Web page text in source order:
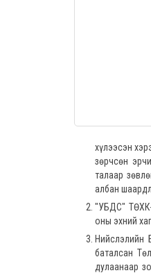
хүлээсэн
зөрчсөн
талаар
албан
"УБДС" ТӨХК-
оны эхний
Нийслэлийн
баталсан
дулаанаар